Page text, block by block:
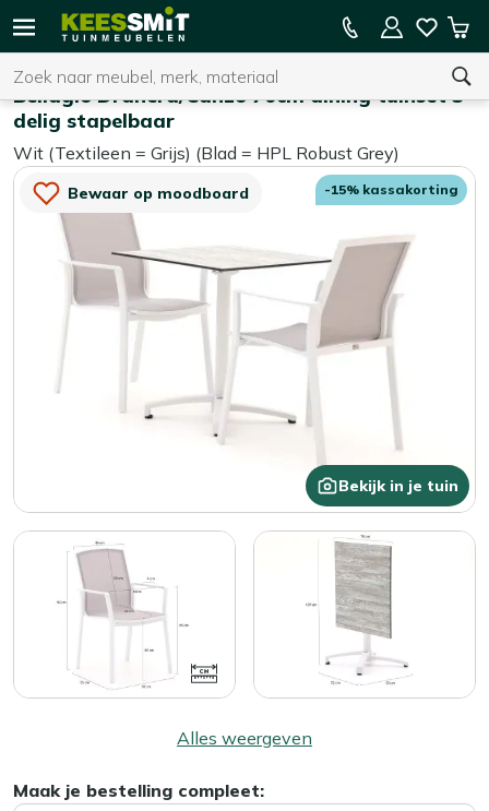
Kees
Tuinmeubelen
Zoeken
U heeft geen product(en) in uw winkelwagen.
15% kassakorting op de hele collectie
Bellagio Dranera/Canzo 70cm dining tuinset 3-
delig stapelbaar
Wit (Textileen = Grijs) (Blad = HPL Robust Grey)
Bewaar op moodboard
Bekijk in je tuin
-15% kassakorting
Alles weergeven
Maak je bestelling compleet: